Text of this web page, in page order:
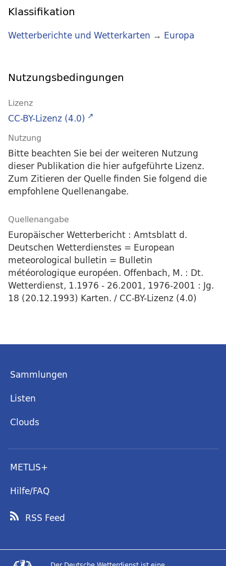
Klassifikation
Wetterberichte und Wetterkarten → Europa
Nutzungsbedingungen
Lizenz
CC-BY-Lizenz (4.0)
Nutzung
Bitte beachten Sie bei der weiteren Nutzung
dieser Publikation die hier aufgeführte Lizenz.
Zum Zitieren der Quelle finden Sie folgend die
empfohlene Quellenangabe.
Quellenangabe
Europäischer Wetterbericht : Amtsblatt d.
Deutschen Wetterdienstes = European
meteorological bulletin = Bulletin
météorologique européen. Offenbach, M. : Dt.
Wetterdienst, 1.1976 - 26.2001, 1976-2001 : Jg.
18 (20.12.1993) Karten. / CC-BY-Lizenz (4.0)
Sammlungen
Listen
Clouds
METLIS+
Hilfe/FAQ
RSS Feed